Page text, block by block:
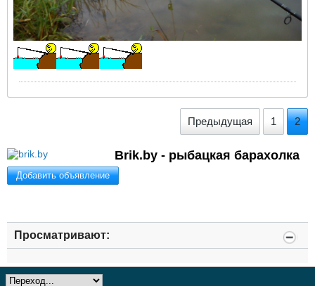
Предыдущая 1 2
Brik.by - рыбацкая барахолка
Добавить объявление
Просматривают: